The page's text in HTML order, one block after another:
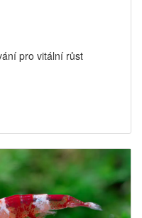
pro vitální růst